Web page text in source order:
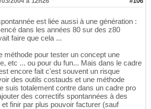
est liée aussi à une génération :
dans les années 80 sur des z80
faire que cela ...
méthode pour tester un concept une
etc ... ou pour du fun... Mais dans le cadre
encore fait c'est souvent un risque
des outils costauds et une méthode
suis totalement contre dans un cadre pro
des correctifs spontannées à des
finir par plus pouvoir facturer (sauf